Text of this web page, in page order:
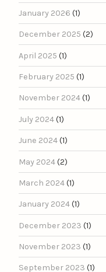
January 2026 (1)
December 2025 (2)
April 2025 (1)
February 2025 (1)
November 2024(1)
July 2024(1)
June 2024(1)
May 2024(2)
March 2024(1)
January 2024(1)
December 2023 (1)
November 2023 (1)
September 2023 (1)